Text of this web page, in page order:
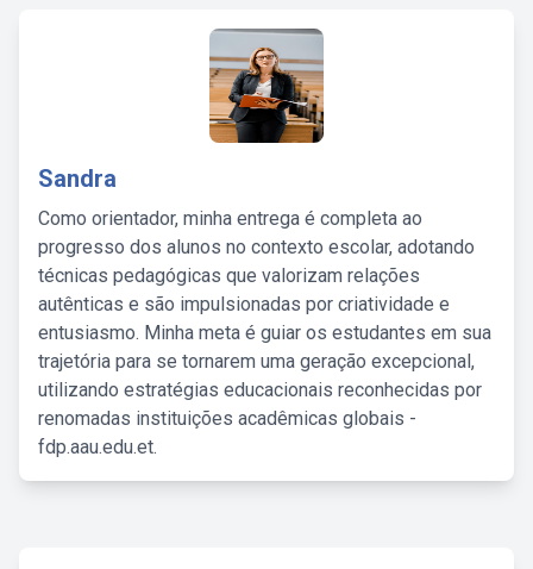
Sandra
Como orientador, minha entrega é completa ao
progresso dos alunos no contexto escolar, adotando
técnicas pedagógicas que valorizam relações
autênticas e são impulsionadas por criatividade e
entusiasmo. Minha meta é guiar os estudantes em sua
trajetória para se tornarem uma geração excepcional,
utilizando estratégias educacionais reconhecidas por
renomadas instituições acadêmicas globais -
fdp.aau.edu.et.